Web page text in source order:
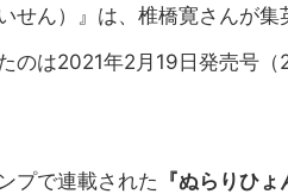
せん）』は、椎橋寛さんが
のは2021年2月19日発売号
プで連載された 『ぬらりひょ